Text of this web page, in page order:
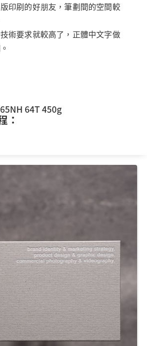
印刷的好朋友，筆劃間的空間較
術要求就較高了，正體中文字做
64T 450g
：